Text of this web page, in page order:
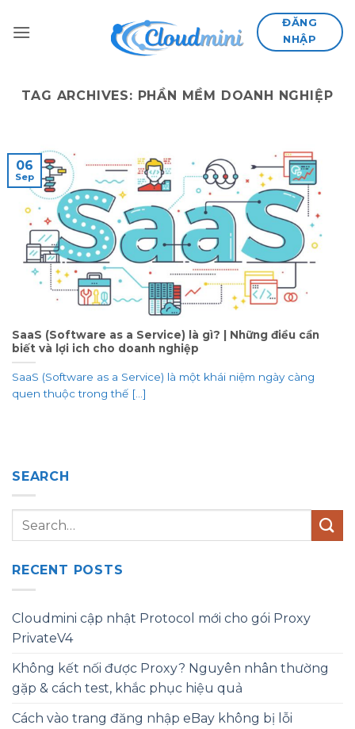
ĐĂNG
NHẬP
TAG ARCHIVES: PHẦN MỀM DOANH NGHIỆP
SaaS (Software as a Service) là gì? | Những điều cần
biết và lợi ich cho doanh nghiệp
SaaS (Software as a Service) là một khái niệm ngày càng
quen thuộc trong thế [...]
06
Sep
SEARCH
RECENT POSTS
Cloudmini cập nhật Protocol mới cho gói Proxy
PrivateV4
Không kết nối được Proxy? Nguyên nhân thường
gặp & cách test, khắc phục hiệu quả
Cách vào trang đăng nhập eBay không bị lỗi